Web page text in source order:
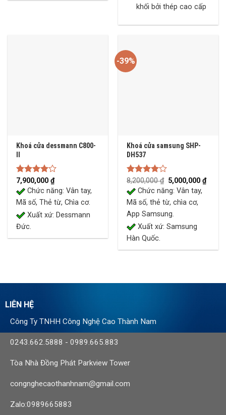
khối bởi thép cao cấp
Khoá cửa dessmann C800-
Rated
4.00out
of 5
7,900,000₫
Chức năng: Vân tay,
Mã số, Thẻ từ, Chìa cơ.
Xuất xứ: Dessmann
Đức.
-39%
Khoá cửa samsung SHP-
DH537
Rated
4.00out
of 5
8,200,000₫ Original
price
was:
8,200,000 ₫.
5,000,000₫
price
Chức năng: Vân tay,
Mã số, thẻ từ, chìa cơ,
App Samsung.
Xuất xứ: Samsung
Hàn Quốc.
LIÊN HỆ
Công Ty TNHH Công Nghệ Cao Thành Nam
0243.662.5888 - 0989.665.883
Tòa Nhà Đồng Phát Parkview Tower
congnghecaothanhnam@gmail.com
Zalo:0989665883